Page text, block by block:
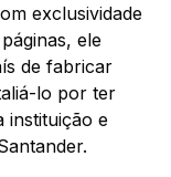
exclusividade
ele
de fabricar
lo por ter
instituição e